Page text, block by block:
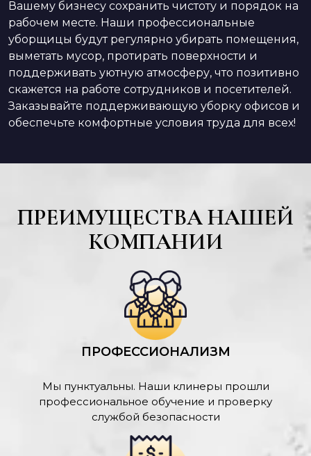
Вашему бизнесу сохранить чистоту и порядок на
рабочем месте. Наши профессиональные
уборщицы будут регулярно убирать помещения,
выметать мусор, протирать поверхности и
поддерживать уютную атмосферу, что позитивно
скажется на работе сотрудников и посетителей.
Заказывайте поддерживающую уборку офисов и
обеспечьте комфортные условия труда для всех!
ПРЕИМУЩЕСТВА НАШЕЙ
КОМПАНИИ
ПРОФЕССИОНАЛИЗМ
Мы пунктуальны. Наши клинеры прошли
профессиональное обучение и проверку
службой безопасности